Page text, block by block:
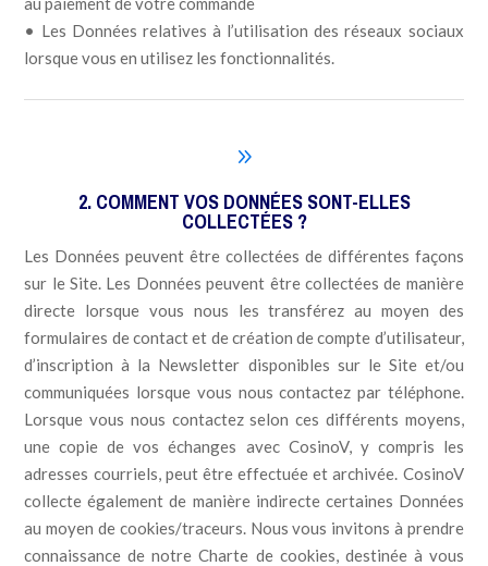
• Les Données relatives à l’utilisation des réseaux sociaux
lorsque vous en utilisez les fonctionnalités.
9
2. COMMENT VOS DONNÉES SONT-ELLES
COLLECTÉES ?
Les Données peuvent être collectées de différentes façons
sur le Site. Les Données peuvent être collectées de manière
directe lorsque vous nous les transférez au moyen des
formulaires de contact et de création de compte d’utilisateur,
d’inscription à la Newsletter disponibles sur le Site et/ou
communiquées lorsque vous nous contactez par téléphone.
Lorsque vous nous contactez selon ces différents moyens,
une copie de vos échanges avec CosinoV, y compris les
adresses courriels, peut être effectuée et archivée. CosinoV
collecte également de manière indirecte certaines Données
au moyen de cookies/traceurs. Nous vous invitons à prendre
connaissance de notre Charte de cookies, destinée à vous